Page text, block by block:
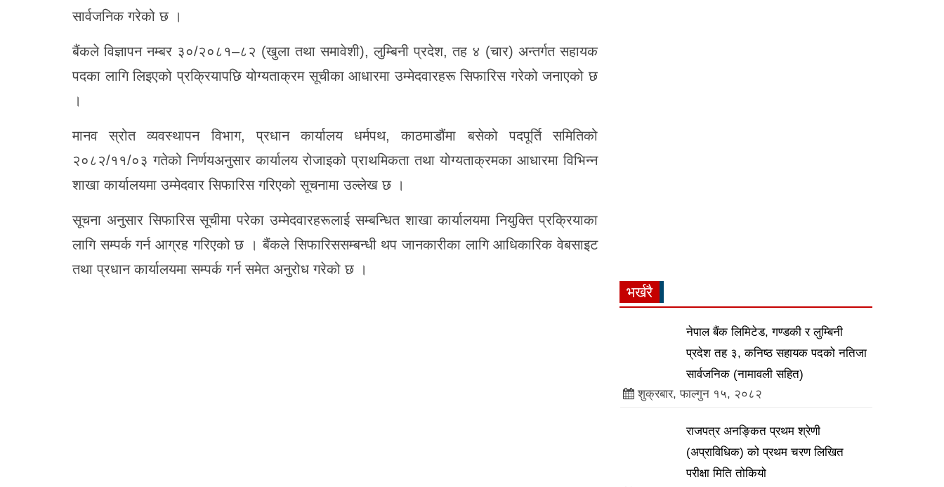
सार्वजनिक गरेको छ ।
बैंकले विज्ञापन नम्बर ३०/२०८१–८२ (खुला तथा समावेशी), लुम्बिनी प्रदेश, तह ४ (चार) अन्तर्गत सहायक
पदका लागि लिइएको प्रक्रियापछि योग्यताक्रम सूचीका आधारमा उम्मेदवारहरू सिफारिस गरेको जनाएको छ
।
मानव स्रोत व्यवस्थापन विभाग, प्रधान कार्यालयधर्मपथ, काठमाडौंमा बसेको पदपूर्ति समितिको
२०८२/११/०३ गतेको निर्णयअनुसार कार्यालय रोजाइको प्राथमिकता तथा योग्यताक्रमका आधारमा विभिन्न
शाखा कार्यालयमा उम्मेदवार सिफारिस गरिएको सूचनामा उल्लेख छ ।
सूचना अनुसार सिफारिस सूचीमा परेका उम्मेदवारहरूलाई सम्बन्धित शाखा कार्यालयमा नियुक्ति प्रक्रियाका
लागि सम्पर्क गर्न आग्रह गरिएको छ । बैंकले सिफारिससम्बन्धी थप जानकारीका लागि आधिकारिक वेबसाइट
तथा प्रधान कार्यालयमा सम्पर्क गर्न समेत अनुरोध गरेको छ ।
भर्खरै
नेपाल बैंक लिमिटेड, गण्डकी र लुम्बिनी
प्रदेश तह ३, कनिष्ठ सहायक पदको नतिजा
सार्वजनिक (नामावली सहित)
शुक्रबार, फाल्गुन १५, २०८२
राजपत्र अनङ्कित प्रथम श्रेणी
(अप्राविधिक) को प्रथम चरण लिखित
परीक्षा मिति तोकियो